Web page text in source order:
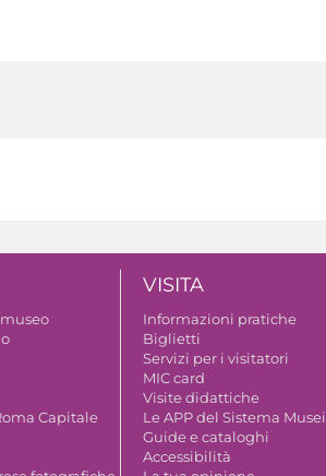
Capitale
VISITA
Informazioni pratiche
Biglietti
Servizi per i visitatori
MIC card
Visite didattiche
Le APP del Sistema Musei
Guide e cataloghi
Accessibilità